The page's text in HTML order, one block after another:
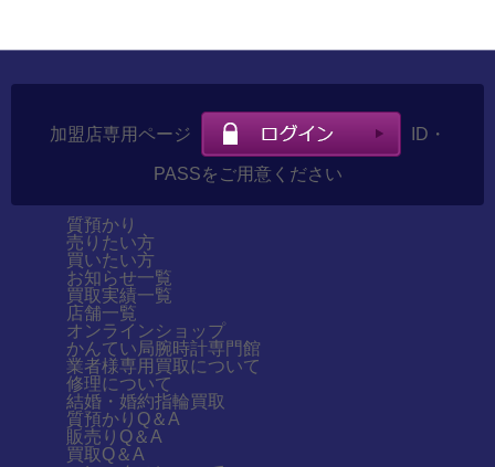
加盟店専用ページ ID・
PASSをご用意ください
質預かり
売りたい方
買いたい方
お知らせ一覧
買取実績一覧
店舗一覧
オンラインショップ
かんてい局腕時計専門館
業者様専用買取について
修理について
結婚・婚約指輪買取
質預かりQ＆A
販売りQ＆A
買取Q＆A